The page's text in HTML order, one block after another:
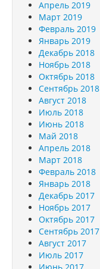
Апрель 2019
Март 2019
Февраль 2019
Январь 2019
Декабрь 2018
Ноябрь 2018
Октябрь 2018
Сентябрь 2018
Август 2018
Июль 2018
Июнь 2018
Май 2018
Апрель 2018
Март 2018
Февраль 2018
Январь 2018
Декабрь 2017
Ноябрь 2017
Октябрь 2017
Сентябрь 2017
Август 2017
Июль 2017